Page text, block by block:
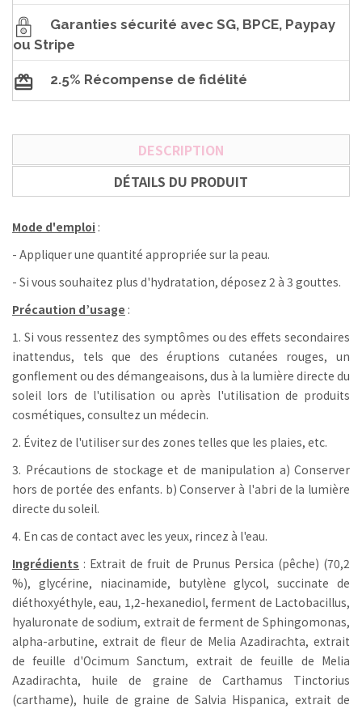
Garanties sécurité avec SG, BPCE, Paypay
ou Stripe
2.5% Récompense de fidélité
DESCRIPTION
DÉTAILS DU PRODUIT
Mode d'emploi :
- Appliquer une quantité appropriée sur la peau.
- Si vous souhaitez plus d'hydratation, déposez 2 à 3 gouttes.
Précaution d’usage :
1. Si vous ressentez des symptômes ou des effets secondaires
inattendus, tels que des éruptions cutanées rouges, un
gonflement ou des démangeaisons, dus à la lumière directe du
soleil lors de l'utilisation ou après l'utilisation de produits
cosmétiques, consultez un médecin.
2. Évitez de l'utiliser sur des zones telles que les plaies, etc.
3. Précautions de stockage et de manipulation a) Conserver
hors de portée des enfants. b) Conserver à l'abri de la lumière
directe du soleil.
4. En cas de contact avec les yeux, rincez à l'eau.
Ingrédients : Extrait de fruit de Prunus Persica (pêche) (70,2
%), glycérine, niacinamide, butylène glycol, succinate de
diéthoxyéthyle, eau, 1,2-hexanediol, ferment de Lactobacillus,
hyaluronate de sodium, extrait de ferment de Sphingomonas,
alpha-arbutine, extrait de fleur de Melia Azadirachta, extrait
de feuille d'Ocimum Sanctum, extrait de feuille de Melia
Azadirachta, huile de graine de Carthamus Tinctorius
(carthame), huile de graine de Salvia Hispanica, extrait de